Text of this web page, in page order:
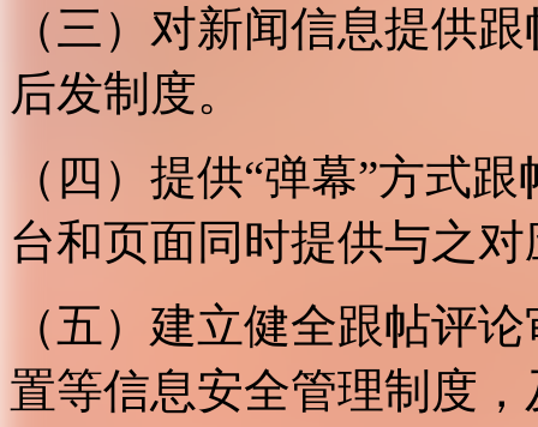
（三）对新闻信息提供
后发制度。
（四）提供“弹幕”方式
台和页面同时提供与之
（五）建立健全跟帖评
置等信息安全管理制度